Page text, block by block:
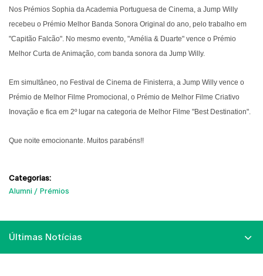
Nos Prémios Sophia da Academia Portuguesa de Cinema, a Jump Willy
recebeu o Prémio Melhor Banda Sonora Original do ano, pelo trabalho em
"Capitão Falcão". No mesmo evento, "Amélia & Duarte" vence o Prémio
Melhor Curta de Animação, com banda sonora da Jump Willy.
Em simultâneo, no Festival de Cinema de Finisterra, a Jump Willy vence o
Prémio de Melhor Filme Promocional, o Prémio de Melhor Filme Criativo
Inovação e fica em 2º lugar na categoria de Melhor Filme "Best Destination".
Que noite emocionante. Muitos parabéns!!
Categorias:
Alumni
Prémios
Últimas Notícias